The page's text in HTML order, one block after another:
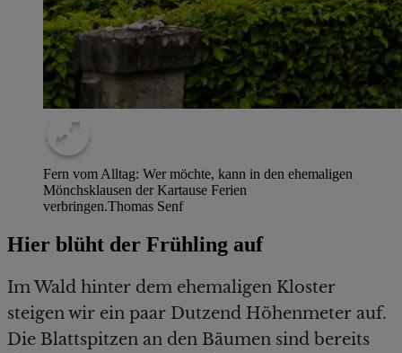
Fern vom Alltag: Wer möchte, kann in den ehemaligen
Mönchsklausen der Kartause Ferien
verbringen.Thomas Senf
Hier blüht der Frühling auf
Im Wald hinter dem ehemaligen Kloster
steigen wir ein paar Dutzend Höhenmeter auf.
Die Blattspitzen an den Bäumen sind bereits